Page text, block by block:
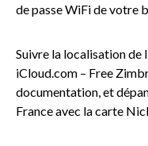
de passe WiFi de votre
Suivre la localisation de
iCloud.com – Free
documentation, et
France avec la carte